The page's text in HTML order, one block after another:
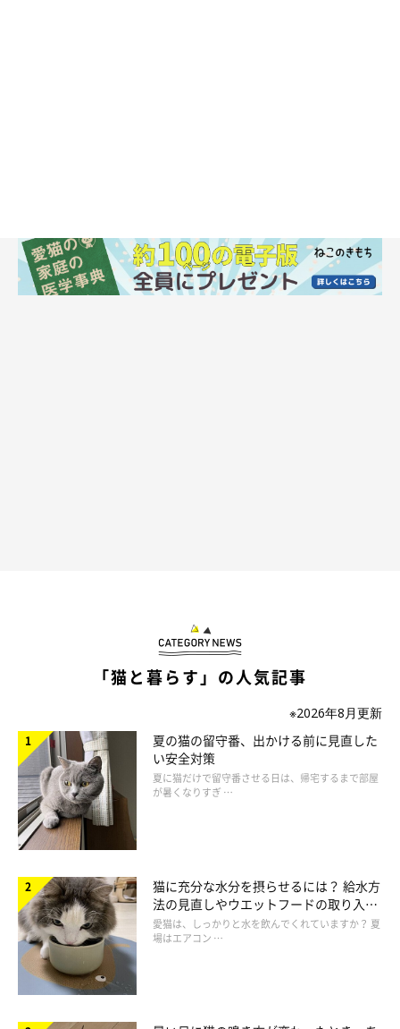
getty
飼い主さんのなかには、病気になったとしても愛猫を病院に連れ
て行かない人もいるようです。異変に気づいているのに放置して
しまうと、治せる病気も治らない、もしくは慢性化して病状が悪
化する恐れも。
「猫と暮らす」の人気記事
※2026年8月更新
夏の猫の留守番、出かける前に見直した
い安全対策
夏に猫だけで留守番させる日は、帰宅するまで部屋
が暑くなりすぎ …
猫に充分な水分を摂らせるには？ 給水方
法の見直しやウエットフードの取り入れ
方を解説
愛猫は、しっかりと水を飲んでくれていますか？ 夏
場はエアコン …